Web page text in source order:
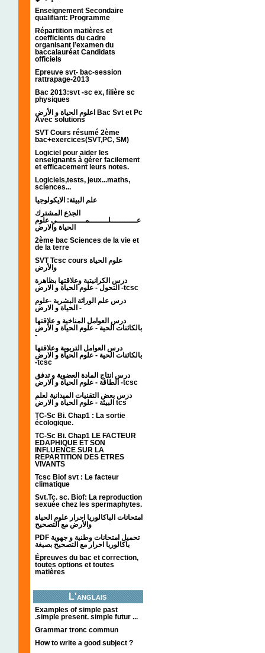
Enseignement Secondaire
qualifiant: Programme
Répartition matières et
coefficients du cadre
organisant l’examen du
baccalauréat Candidats
officiels
Epreuve svt- bac-session
rattrapage-2013
Bac 2013:svt -sc ex, filière sc
physiques
اعلوم الحياة و الأرض Bac Svt et Pc
Avec solutions
SVT Cours résumé 2ème
bac+exercices(SVT,PC, SM)
Logiciel pour aider les
enseignants à gérer facilement
et efficacement leurs notes.
Logiciels,tests, jeux...maths,
sciences...
علم البيئة: الايكولوجيا
الجذع المشترك
عـــــــــــلــــــــمــــــــــــي علوم
الحياة والارض
2ème bac Sciences de la vie et
de la terre
SVT Tcsc cours علوم الحياة
والأرض
درس الكرانيتية وعلاقتها بظاهرة
التحول - علوم الحياة و الارض -tcsc
درس علم الوراثة البشرية -علوم
الحياة و الارض -
درس العوامل المناخية و علاقتها
بالكائنات الحية - علوم الحياة و الأرض
-
درس العوامل التربوية وعلاقتها
بالكائنات الحية - علوم الحياة و الارض
-tcsc
درس انتاج المادة العضوية و تدفق
الطاقة - علوم الحياة و الارض -tcsc
درس بعض التقنيات الميدانية لعلم
البيئة - علوم الحياة و الارض tcs
TC-Sc Bi. Chap1 : La sortie
écologique.
TC-Sc Bi. Chap1 LE FACTEUR
EDAPHIQUE ET SON
INFLUENCE SUR LA
REPARTITION DES ETRES
VIVANTS
Tcsc Biof svt : Le facteur
climatique
Svt.Tc. sc. Biof: La reproduction
sexuée chez les spermaphytes.
امتحانات الباكالوريا احرار علوم الحياة
والأرض مع التصحيح
PDF تحميل امتحانات وطنية و جهوية
باكالوريا احرار مع التصحيح بصيغة
Épreuves du bac et correction,
toutes options et toutes
matières
L'anglais
Examples of simple past
.simple present. simple futur ...
Grammar tronc commun
How to write a good subject ?